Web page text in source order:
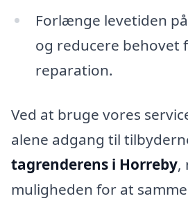
Forlænge levetiden
og reducere behovet
reparation.
Ved at bruge vores
alene adgang til
tagrenderens i Horreby,
muligheden for at